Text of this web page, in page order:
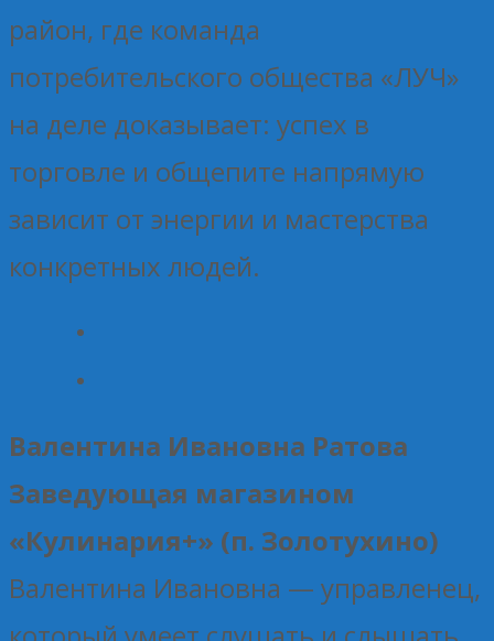
район, где команда
потребительского общества «ЛУЧ»
на деле доказывает: успех в
торговле и общепите напрямую
зависит от энергии и мастерства
конкретных людей.
Валентина Ивановна Ратова
Заведующая магазином
«Кулинария+» (п. Золотухино)
Валентина Ивановна — управленец,